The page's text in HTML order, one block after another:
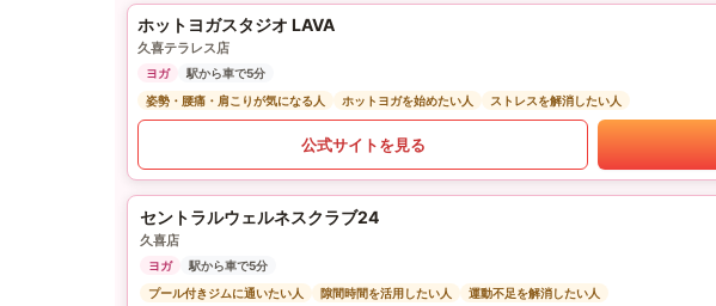
ホットヨガスタジオ LAVA
久喜テラレス店
ヨガ
駅から車で5分
姿勢・腰痛・肩こりが気になる人
ホットヨガを始めたい人 ストレスを解消したい人
公式サイトを見る
セントラルウェルネスクラブ24
久喜店
ヨガ
駅から車で5分
プール付きジムに通いたい人
隙間時間を活用したい人 運動不足を解消したい人